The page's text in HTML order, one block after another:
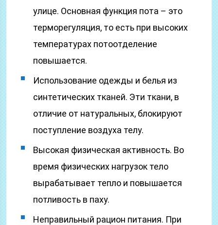
улице. Основная функция пота – это
терморегуляция, то есть при высоких
температурах потоотделение
повышается.
Использование одежды и белья из
синтетических тканей. Эти ткани, в
отличие от натуральных, блокируют
поступление воздуха телу.
Высокая физическая активность. Во
время физических нагрузок тело
вырабатывает тепло и повышается
потливость в паху.
Неправильный рацион питания. При